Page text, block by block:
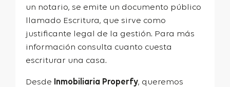
un notario, se emite un documento público
llamado Escritura, que sirve como
justificante legal de la gestión. Para más
información consulta cuanto cuesta
escriturar una casa.
Desde Inmobiliaria Properfy, queremos